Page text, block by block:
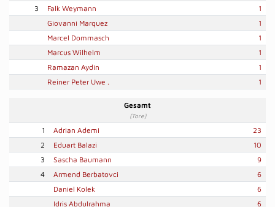
3
Falk Weymann
1
Giovanni Marquez
1
Marcel Dommasch
1
Marcus Wilhelm
1
Ramazan Aydin
1
Reiner Peter Uwe .
1
Gesamt
(Tore)
1 Adrian Ademi
23
2
Eduart Balazi
10
3
Sascha Baumann
9
4
Armend Berbatovci
6
Daniel Kolek
6
Idris Abdulrahma
6